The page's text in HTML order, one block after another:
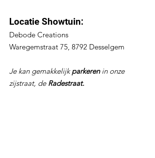
Locatie Showtuin:
Debode Creations
Waregemstraat 75, 8792 Desselgem
Je kan gemakkelijkparkeren in onze
zijstraat, deRadestraat.